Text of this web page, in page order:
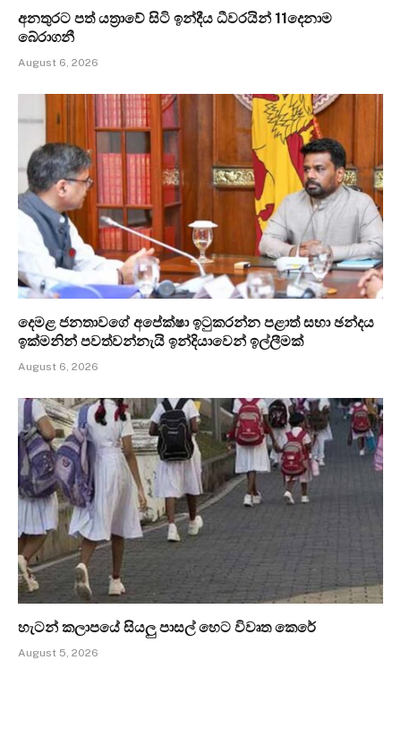
අනතුරට පත් යත්‍රාවේ සිටි ඉන්දීය ධීවරයින් 11දෙනාම
බේරාගනී
August 6, 2026
දෙමළ ජනතාවගේ අපේක්ෂා ඉටුකරන්න පළාත් සභා ඡන්දය
ඉක්මනින් පවත්වන්නැයි ඉන්දියාවෙන් ඉල්ලීමක්
August 6, 2026
හැටන් කලාපයේ සියලු පාසල් හෙට විවෘත කෙරේ
August 5, 2026